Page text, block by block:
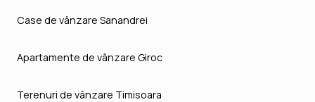
Case de vânzare Sanandrei
Apartamente de vânzare Giroc
Terenuri de vânzare Timisoara